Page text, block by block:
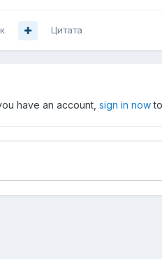
Цитата
have an account, sign in now